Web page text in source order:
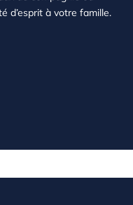
d’esprit à votre famille.